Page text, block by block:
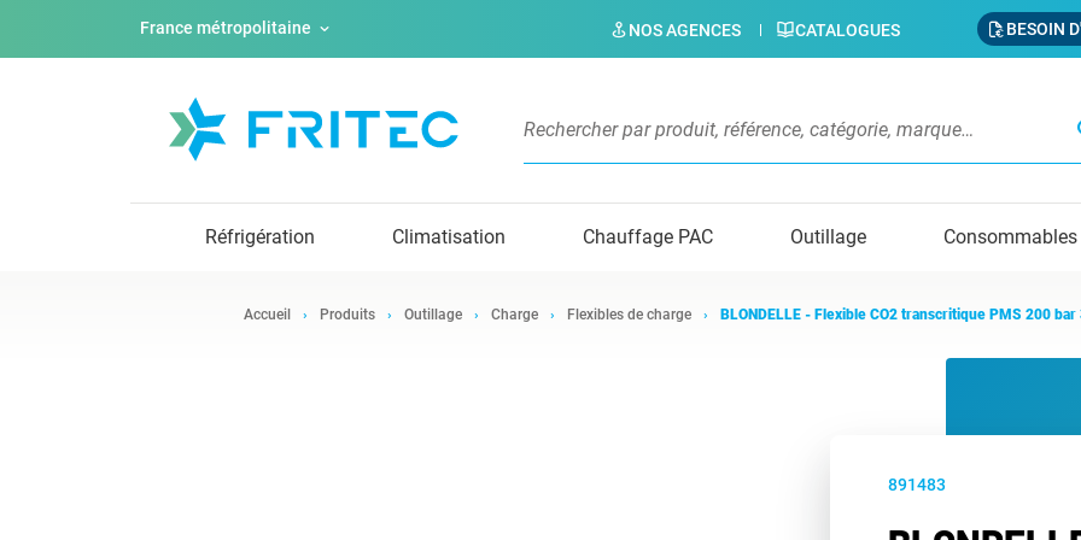
France métropolitaine NOS AGENCES CATALOGUES BESOIN
Réfrigération Climatisation Chauffage PAC Outillage Consommables
Accueil Produits Outillage Charge Flexibles de charge BLONDELLE - Flexible CO2 transcritique PMS 200
891483